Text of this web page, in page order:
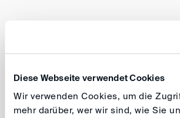
Diese Webseite verwendet Cookies
Wir verwenden Cookies, um die
mehr darüber, wer wir sind, wie Sie